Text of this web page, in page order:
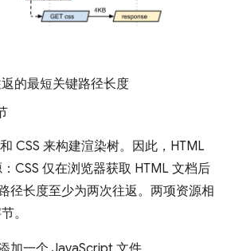
的最短关键路径长度
CSS 来构建渲染树。因此，HTML
CSS 仅在浏览器获取 HTML 文档后
径长度至少为两次往返。两项资源相
。